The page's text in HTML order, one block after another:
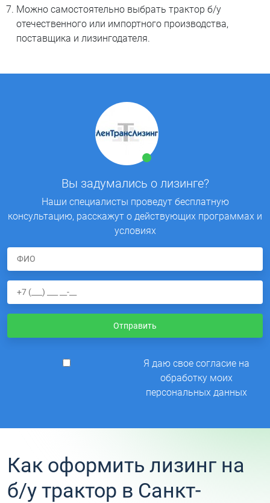
Можно самостоятельно выбрать трактор б/у
отечественного или импортного производства,
поставщика и лизингодателя.
Вы задумались о лизинге?
Наши специалисты проведут бесплатную
консультацию, расскажут о действующих программах и
условиях
Отправить
Я даю свое согласие на
обработку моих
персональных данных
Как оформить лизинг на
б/у трактор в Санкт-